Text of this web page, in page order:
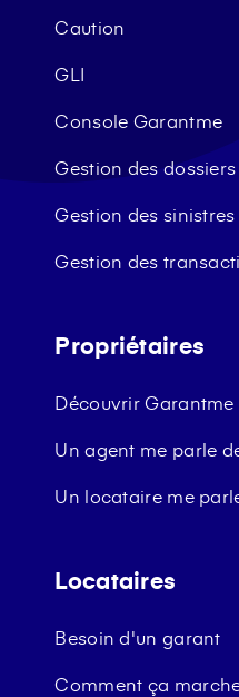
Caution
GLI
Console Garantme
Gestion des dossiers
Gestion des sinistres
Gestion des
Propriétaires
Découvrir Garantme
Un agent me parle
Un locataire me
Locataires
Besoin d'un garant
Comment ça